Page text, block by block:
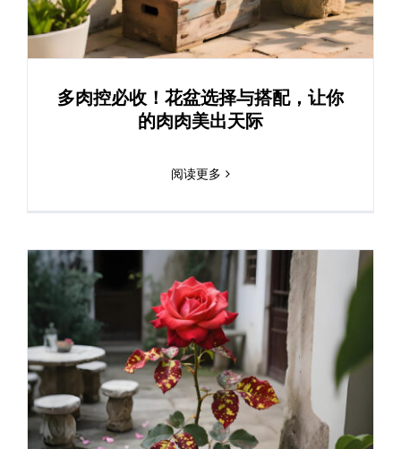
多肉控必收！花盆选择与搭配，让你
的肉肉美出天际
阅读更多